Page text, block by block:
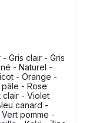
Gris clair - Gris
- Naturel -
- Orange -
- Rose
clair - Violet
canard -
pomme -